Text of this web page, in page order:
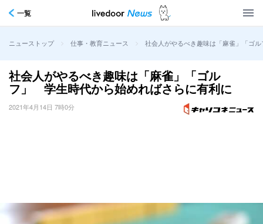
一覧
ニューストップ > 仕事・教育ニュース > 社会人がやるべき趣味は「麻雀」「ゴ
社会人がやるべき趣味は「麻雀」「ゴル
フ」 学生時代から始めればさらに有利に
2021年4月14日 7時0分